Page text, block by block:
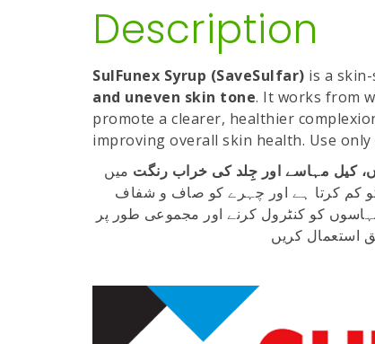
Description
SulFunex Syrup (SaveSulfar) is a
and uneven skin tone. It works from
promote a clearer, healthier
improving overall skin health. Use only
کیل مہاسے اور جِلد کی خراب رنگت میں
کم کرتا ہے اور چہرے کو صاف و شفاف
مہاسوں کو کنٹرول کرنے اور مجموعی طور پر
استعمال کریں